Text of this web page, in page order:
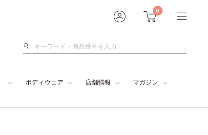
0
検
ボディウェア 店舗情報 マガジン